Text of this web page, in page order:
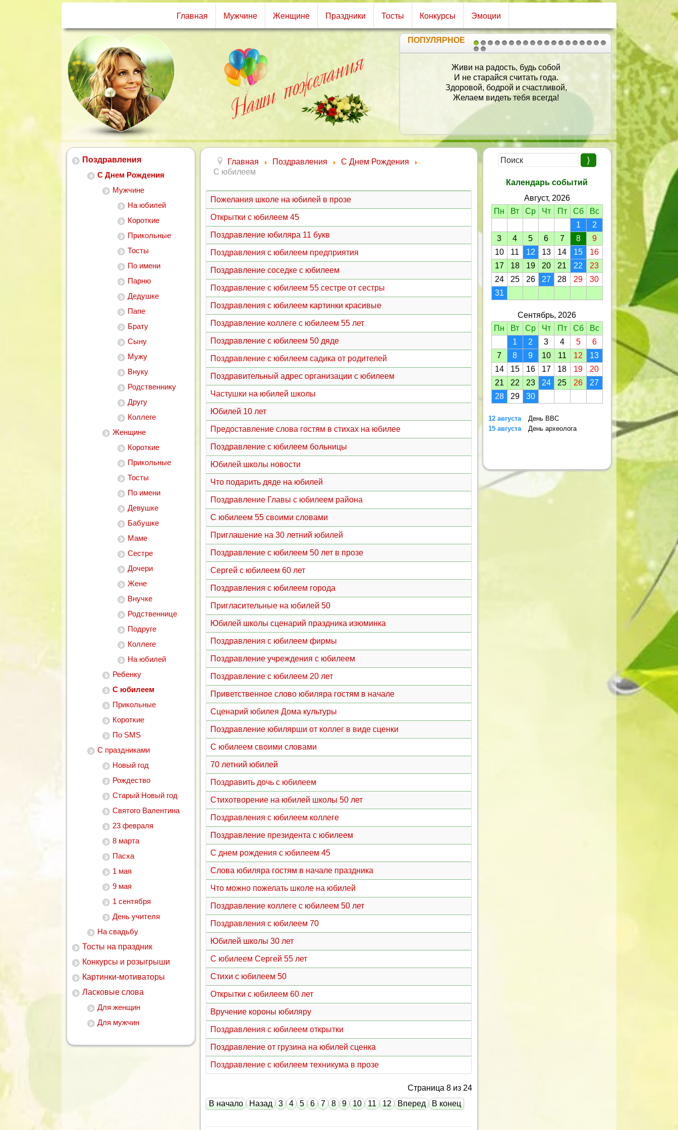
Главная Мужчине Женщине Праздники Тосты Конкурсы Эмоции
1 2
2021
ПОПУЛЯРНОЕ
Живи на радость, будь собой
И не старайся считать года.
Здоровой, бодрой и счастливой,
Желаем видеть тебя всегда!
Поздравления
С Днем Рождения
Мужчине
На юбилей
Короткие
Прикольные
Тосты
По имени
Парню
Дедушке
Папе
Брату
Сыну
Мужу
Внуку
Родственнику
Другу
Коллеге
Женщине
Короткие
Прикольные
Тосты
По имени
Девушке
Бабушке
Маме
Сестре
Дочери
Жене
Внучке
Родственнице
Подруге
Коллеге
На юбилей
Ребенку
С юбилеем
Прикольные
Короткие
По SMS
С праздниками
Новый год
Рождество
Старый Новый год
Святого Валентина
23 февраля
8 марта
Пасха
1 мая
9 мая
1 сентября
День учителя
На свадьбу
Тосты на праздник
Конкурсы и розыгрыши
Картинки-мотиваторы
Ласковые слова
Для женщин
Для мужчин
Главная Поздравления
С Днем Рождения
С юбилеем
Пожелания школе на юбилей в прозе
Открытки с юбилеем 45
Поздравление юбиляра 11 букв
Поздравления с юбилеем предприятия
Поздравление соседке с юбилеем
Поздравление с юбилеем 55 сестре от сестры
Поздравления с юбилеем картинки красивые
Поздравление коллеге с юбилеем 55 лет
Поздравление с юбилеем 50 дяде
Поздравление с юбилеем садика от родителей
Поздравительный адрес организации с юбилеем
Частушки на юбилей школы
Юбилей 10 лет
Предоставление слова гостям в стихах на юбилее
Поздравление с юбилеем больницы
Юбилей школы новости
Что подарить дяде на юбилей
Поздравление Главы с юбилеем района
С юбилеем 55 своими словами
Приглашение на 30 летний юбилей
Поздравление с юбилеем 50 лет в прозе
Сергей с юбилеем 60 лет
Поздравления с юбилеем города
Пригласительные на юбилей 50
Юбилей школы сценарий праздника изюминка
Поздравления с юбилеем фирмы
Поздравление учреждения с юбилеем
Поздравление с юбилеем 20 лет
Приветственное слово юбиляра гостям в начале
Сценарий юбилея Дома культуры
Поздравление юбилярши от коллег в виде сценки
С юбилеем своими словами
70 летний юбилей
Поздравить дочь с юбилеем
Стихотворение на юбилей школы 50 лет
Поздравления с юбилеем коллеге
Поздравление президента с юбилеем
С днем рождения с юбилеем 45
Слова юбиляра гостям в начале праздника
Что можно пожелать школе на юбилей
Поздравление коллеге с юбилеем 50 лет
Поздравления с юбилеем 70
Юбилей школы 30 лет
С юбилеем Сергей 55 лет
Стихи с юбилеем 50
Открытки с юбилеем 60 лет
Вручение короны юбиляру
Поздравления с юбилеем открытки
Поздравление от грузина на юбилей сценка
Поздравление с юбилеем техникума в прозе
Страница 8 из 24
В начало
Назад 3 4 5 6 7 8 9 10 11 12 Вперед В конец
Календарь событий
Август, 2026
Пн
Вт Ср Чт Пт Сб
Вс
1
2
3
4 5 6 7 8
9
10
11 12 13 14 15
16
17
18 19 20 21 22
23
24
25 26 27 28 29
30
31
Сентябрь, 2026
Пн
Вт Ср Чт Пт Сб
Вс
1
2 3 4 5
6
7
8 9 10 11 12
13
14
15 16 17 18 19
20
21
22 23 24 25 26
27
28
29 30
12 августа
День ВВС
15 августа
День археолога